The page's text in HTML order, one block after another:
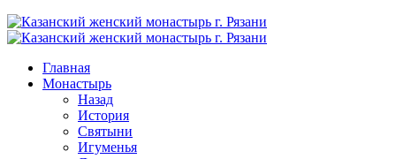
Главная
Монастырь
Назад
История
Святыни
Игуменья